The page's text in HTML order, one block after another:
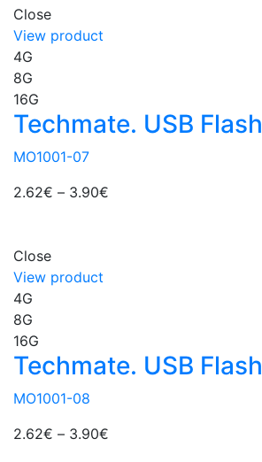
Close
View product
4G
8G
16G
Techmate. USB Flash
MO1001-07
2.62€ – 3.90€
Close
View product
4G
8G
16G
Techmate. USB Flash
MO1001-08
2.62€ – 3.90€